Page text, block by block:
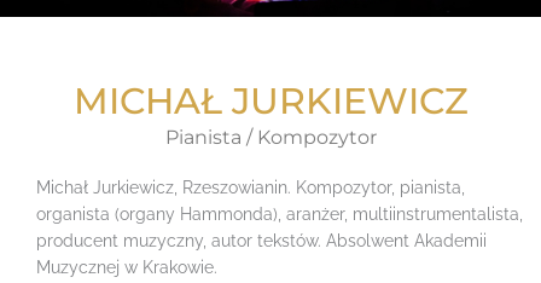
MICHAŁ JURKIEWICZ
Pianista / Kompozytor
Michał Jurkiewicz, Rzeszowianin. Kompozytor, pianista,
organista (organy Hammonda), aranżer, multiinstrumentalista,
producent muzyczny, autor tekstów. Absolwent Akademii
Muzycznej w Krakowie.